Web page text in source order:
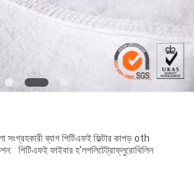
সংগ্রহকারী ব্যাগ পিটিএফই ফিল্টার কাপড় oth
পিটিএফই ফাইবার হ'লপলিটেট্রাফ্লুরোথিলিন